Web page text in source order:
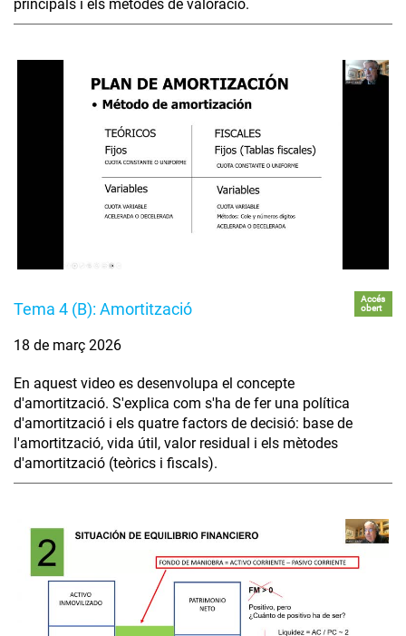
principals i els mètodes de valoració.
Tema 4 (B): Amortització
Accés
obert
18 de març 2026
En aquest video es desenvolupa el concepte
d'amortització. S'explica com s'ha de fer una política
d'amortització i els quatre factors de decisió: base de
l'amortització, vida útil, valor residual i els mètodes
d'amortització (teòrics i fiscals).